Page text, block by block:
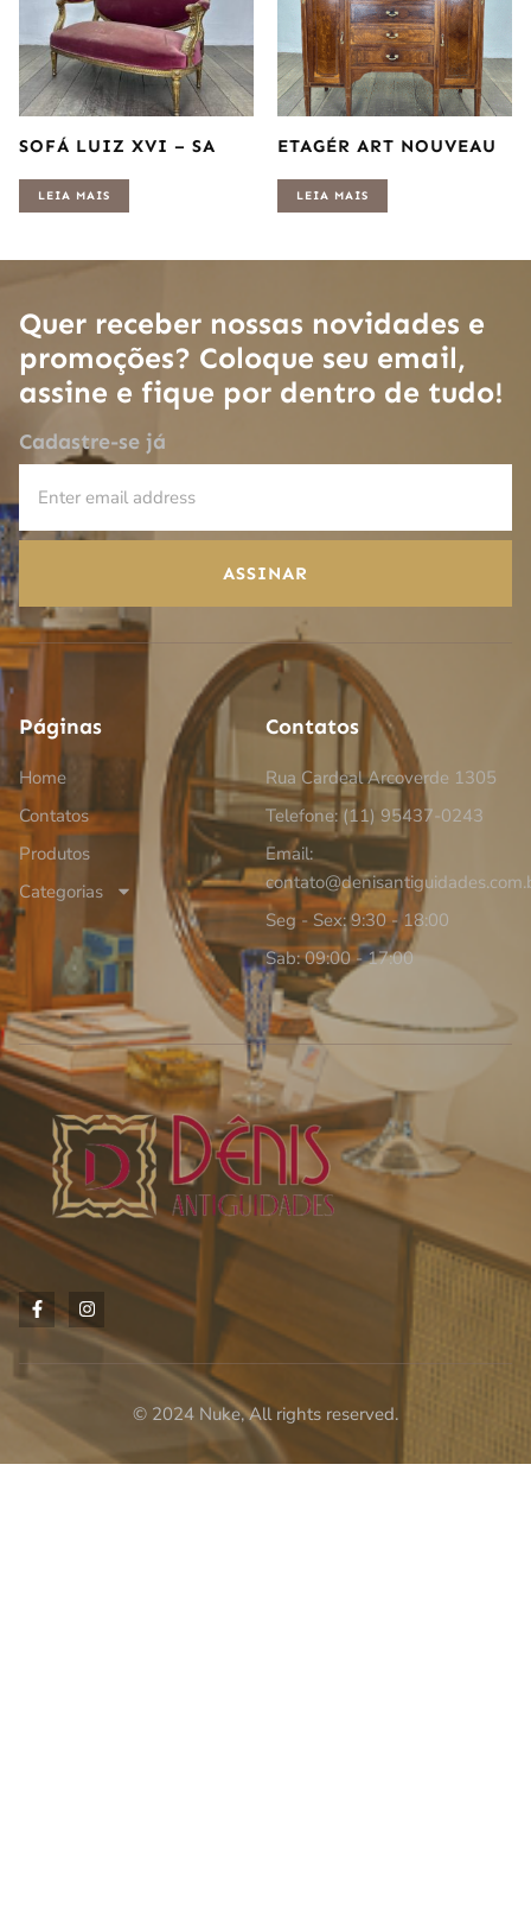
SOFÁ LUIZ XVI – SA
LEIA MAIS
ETAGÉR ART NOUVEAU
LEIA MAIS
Quer receber nossas novidades e
promoções? Coloque seu email,
assine e fique por dentro de tudo!
Cadastre-se já
ASSINAR
Páginas
Home
Contatos
Produtos
Categorias
Contatos
Rua Cardeal Arcoverde 1305
Telefone: (11) 95437-0243
Email:
Seg - Sex: 9:30 - 18:00
Sab: 09:00 - 17:00
© 2024 Nuke, All rights reserved.